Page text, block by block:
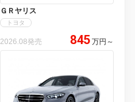
ＧＲヤリス
トヨタ
2026.08発売 845 万円 ～